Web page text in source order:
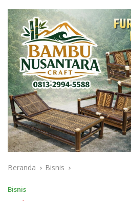
Beranda Bisnis
Bisnis